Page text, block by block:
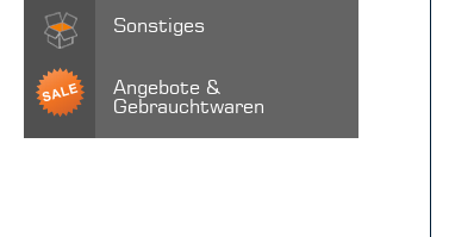
Sonstiges
Angebote &
Gebrauchtwaren